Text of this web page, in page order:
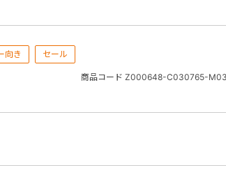
1（水）10：00～8/31（月）＞
の上、「選択内容確認画面」で利用するクー
向き セール
商品コード Z000648-C030765-